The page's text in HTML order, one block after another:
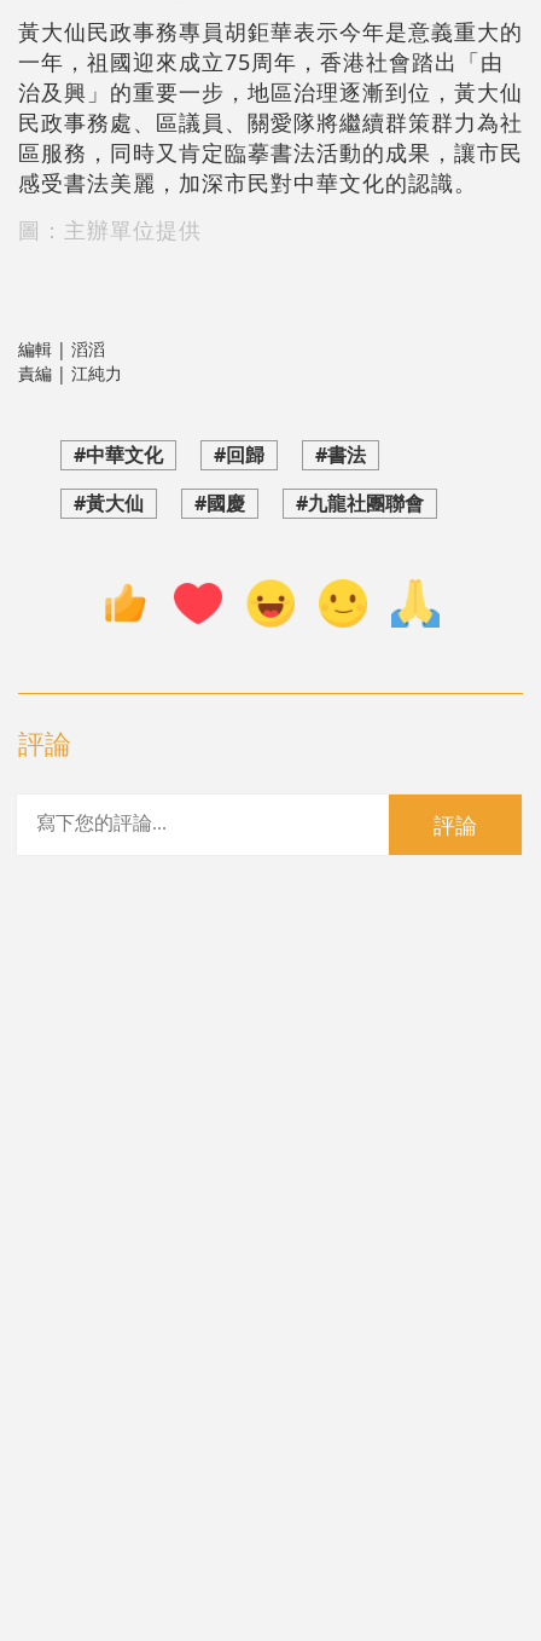
黃大仙民政事務專員胡鉅華表示今年是意義重大的
一年，祖國迎來成立75周年，香港社會踏出「由
治及興」的重要一步，地區治理逐漸到位，黃大仙
民政事務處、區議員、關愛隊將繼續群策群力為社
區服務，同時又肯定臨摹書法活動的成果，讓市民
感受書法美麗，加深市民對中華文化的認識。
圖：主辦單位提供
編輯 | 滔滔
責編 | 江純力
#中華文化 #回歸
#書法
#黃大仙
#國慶 #九龍社團聯會
評論
評論